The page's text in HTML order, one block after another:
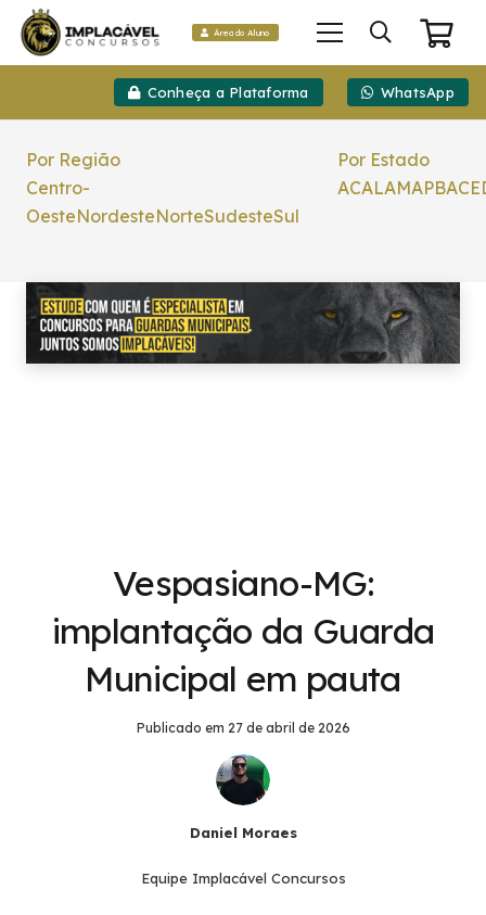
Área do Aluno
Conheça a Plataforma WhatsApp
Por Região
Centro-
OesteNordesteNorteSudesteSul
Por Estado
ACALAMAPBACE
Vespasiano-MG:
implantação da Guarda
Municipal em pauta
Publicado em 27 de abril de 2026
Daniel Moraes
Equipe Implacável Concursos